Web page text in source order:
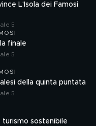
L'Isola dei Famosi
5
finale
5
della quinta puntata
5
turismo sostenibile